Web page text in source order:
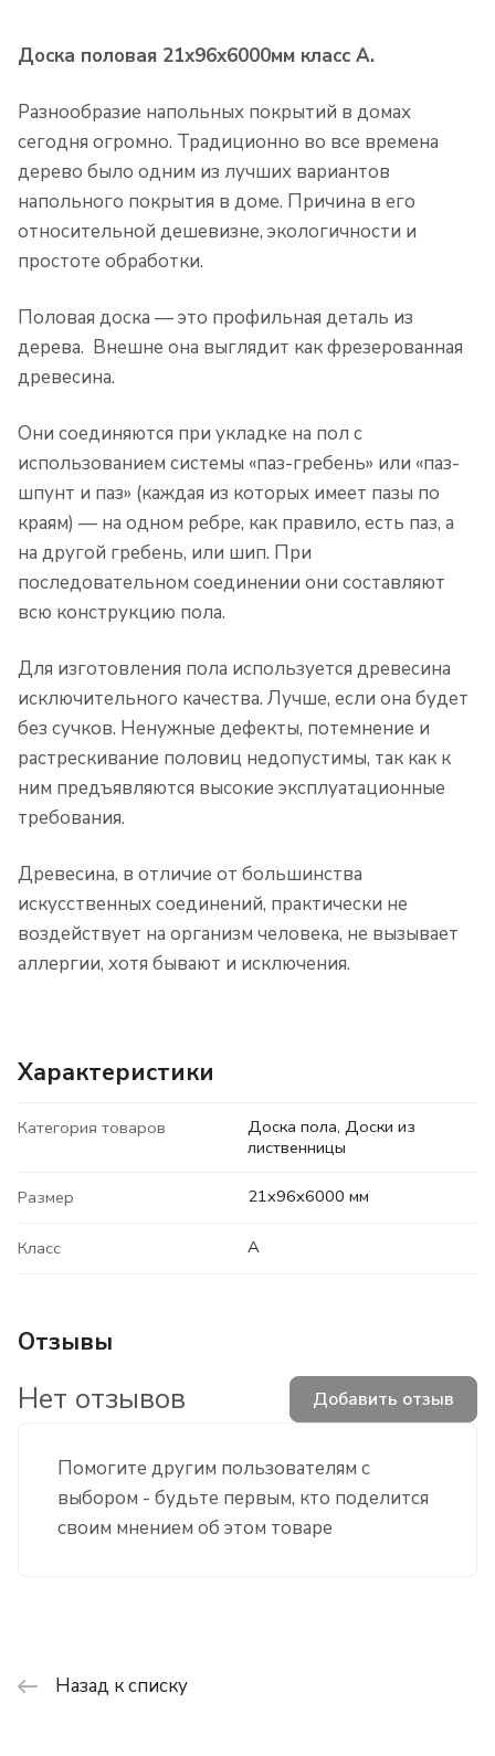
Доска половая 21х96х6000мм класс А.
Разнообразие напольных покрытий в домах
сегодня огромно. Традиционно во все времена
дерево было одним из лучших вариантов
напольного покрытия в доме. Причина в его
относительной дешевизне, экологичности и
простоте обработки.
Половая доска — это профильная деталь из
дерева. Внешне она выглядит как фрезерованная
древесина.
Они соединяются при укладке на пол с
использованием системы «паз-гребень» или «паз-
шпунт и паз» (каждая из которых имеет пазы по
краям) — на одном ребре, как правило, есть паз, а
на другой гребень, или шип. При
последовательном соединении они составляют
всю конструкцию пола.
Для изготовления пола используется древесина
исключительного качества. Лучше, если она будет
без сучков. Ненужные дефекты, потемнение и
растрескивание половиц недопустимы, так как к
ним предъявляются высокие эксплуатационные
требования.
Древесина, в отличие от большинства
искусственных соединений, практически не
воздействует на организм человека, не вызывает
аллергии, хотя бывают и исключения.
Характеристики
Категория товаров
Доска пола, Доски из
лиственницы
Размер 21x96x6000 мм
Класс A
Отзывы
Помогите другим пользователям с
выбором - будьте первым, кто поделится
своим мнением об этом товаре
Нет отзывов Добавить отзыв
Назад к списку